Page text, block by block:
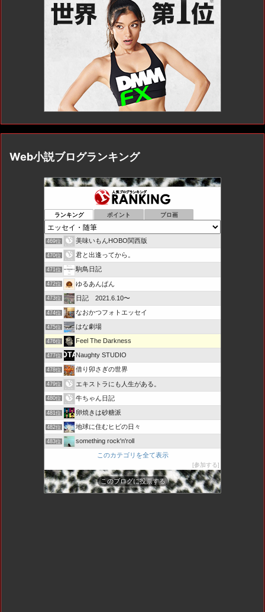
Web小説ブログランキング
ランキング ポイント ブロ画
469位 美味いもんHOBO関西版
470位 君と出逢ってから。
471位 駒鳥日記
472位 ゆるあんぱん
473位 日記 2021.6.10〜
474位 なおかつフォトエッセイ
475位 はな劇場
476位 Feel The Darkness
477位 Naughty STUDIO
478位 借り卯さぎの世界
479位 エキストラにも人生がある。
480位 牛ちゃん日記
481位 卵焼きは砂糖派
482位 地球に住むヒビの日々
483位
something rock'n'roll
このカテゴリを全て表示
参加する
このブログに投票する